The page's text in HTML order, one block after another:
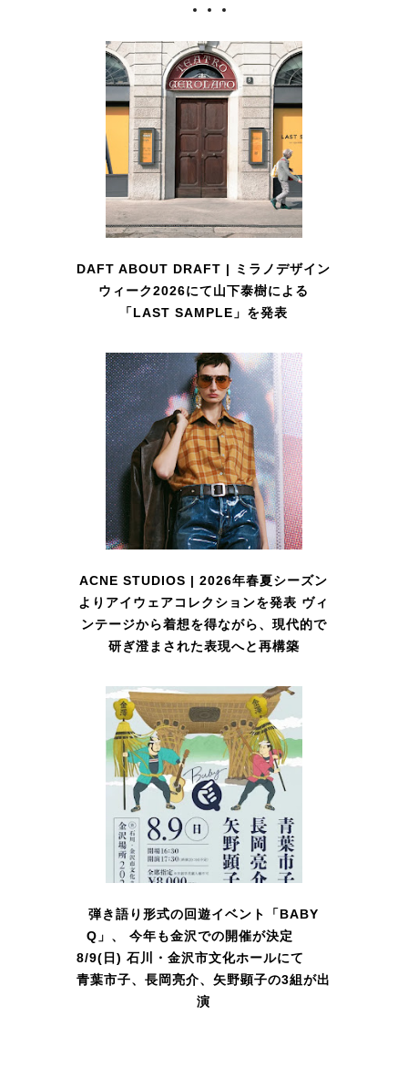
DAFT ABOUT DRAFT | ミラノデザイン
ウィーク2026にて山下泰樹による
「LAST SAMPLE」を発表
ACNE STUDIOS | 2026年春夏シーズン
よりアイウェアコレクションを発表 ヴィ
ンテージから着想を得ながら、現代的で
研ぎ澄まされた表現へと再構築
弾き語り形式の回遊イベント「BABY
Q」、 今年も金沢での開催が決定
8/9(日) 石川・金沢市文化ホールにて
青葉市子、長岡亮介、矢野顕子の3組が出
演